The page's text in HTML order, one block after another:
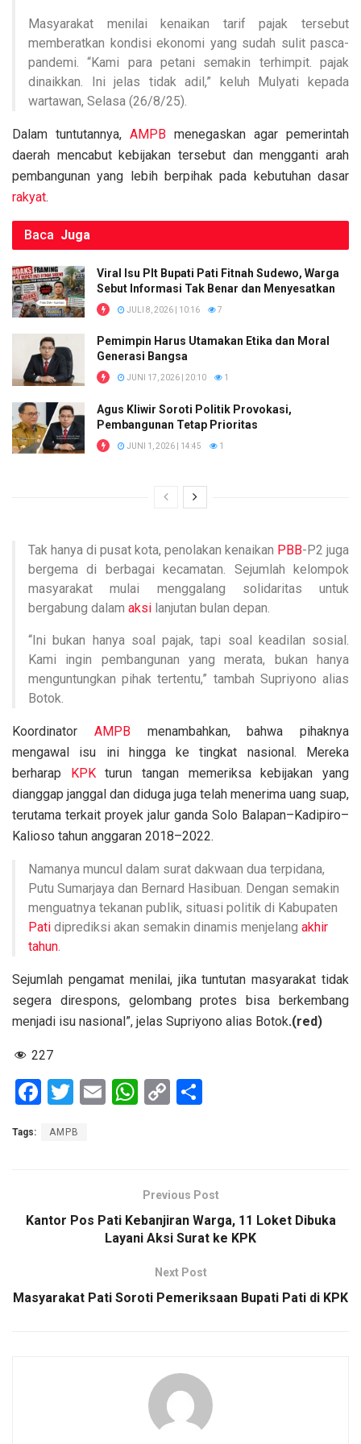
Masyarakat menilai kenaikan tarif pajak tersebut
memberatkan kondisi ekonomi yang sudah sulit pasca-
pandemi. “Kami para petani semakin terhimpit. pajak
dinaikkan. Ini jelas tidak adil,” keluh Mulyati kepada
wartawan, Selasa (26/8/25).
Dalam tuntutannya, AMPB menegaskan agar pemerintah
daerah mencabut kebijakan tersebut dan mengganti arah
pembangunan yang lebih berpihak pada kebutuhan dasar
rakyat.
Baca Juga
Viral Isu Plt Bupati Pati Fitnah Sudewo, Warga
Sebut Informasi Tak Benar dan Menyesatkan
JULI 8, 2026 | 10:16 7
Pemimpin Harus Utamakan Etika dan Moral
Generasi Bangsa
JUNI 17, 2026 | 20:10 1
Agus Kliwir Soroti Politik Provokasi,
Pembangunan Tetap Prioritas
JUNI 1, 2026 | 14:45 1
Tak hanya di pusat kota, penolakan kenaikan PBB-P2 juga
bergema di berbagai kecamatan. Sejumlah kelompok
masyarakat mulai menggalang solidaritas untuk
bergabung dalam aksi lanjutan bulan depan.
“Ini bukan hanya soal pajak, tapi soal keadilan sosial.
Kami ingin pembangunan yang merata, bukan hanya
menguntungkan pihak tertentu,” tambah Supriyono alias
Botok.
Koordinator AMPBmenambahkan, bahwa pihaknya
mengawal isu ini hingga ke tingkat nasional. Mereka
berharap KPKturun tangan memeriksa kebijakan yang
dianggap janggal dan diduga juga telah menerima uang suap,
terutama terkait proyek jalur ganda Solo Balapan–Kadipiro–
Kalioso tahun anggaran 2018–2022.
Namanya muncul dalam surat dakwaan dua terpidana,
Putu Sumarjaya dan Bernard Hasibuan. Dengan semakin
menguatnya tekanan publik, situasi politik di Kabupaten
Pati diprediksi akan semakin dinamis menjelang akhir
tahun.
Sejumlah pengamat menilai, jika tuntutan masyarakat tidak
segera direspons, gelombang protes bisa berkembang
menjadi isu nasional”, jelas Supriyono alias Botok.(red)
227
F
ce
o
T
tt
E
W
A
p
p
C
n
k
Tags: AMPB
Previous Post
Kantor Pos Pati Kebanjiran Warga, 11 Loket Dibuka
Layani Aksi Surat ke KPK
Next Post
Masyarakat Pati Soroti Pemeriksaan Bupati Pati di KPK